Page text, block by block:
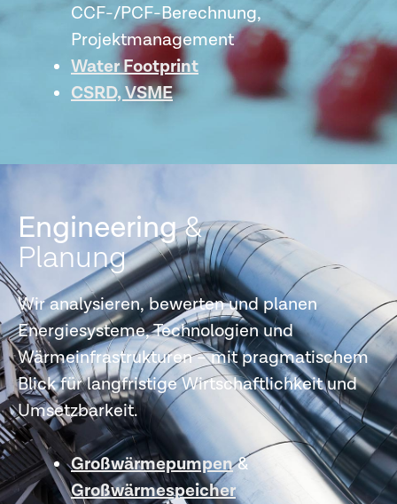
CCF-/PCF-Berechnung,
Projektmanagement
Water Footprint
CSRD, VSME
Engineering&
Planung
Wir analysieren, bewerten und planen
Energiesysteme, Technologien und
Wärmeinfrastrukturen – mit pragmatischem
Blick für langfristige Wirtschaftlichkeit und
Umsetzbarkeit.
Großwärmepumpen&
Großwärmespeicher